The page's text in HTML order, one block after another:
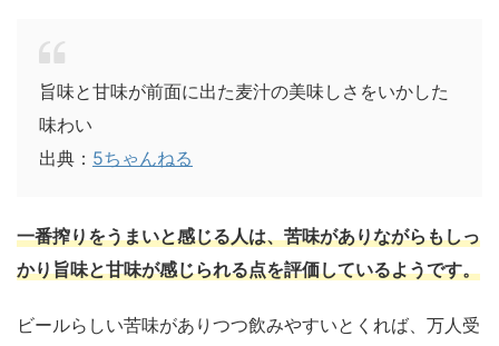
旨味と甘味が前面に出た麦汁の美味しさをいかした
味わい
出典： 5ちゃんねる
一番搾りをうまいと感じる人は、苦味がありながらもしっ
かり旨味と甘味が感じられる点を評価しているようです。
ビールらしい苦味がありつつ飲みやすいとくれば、万人受